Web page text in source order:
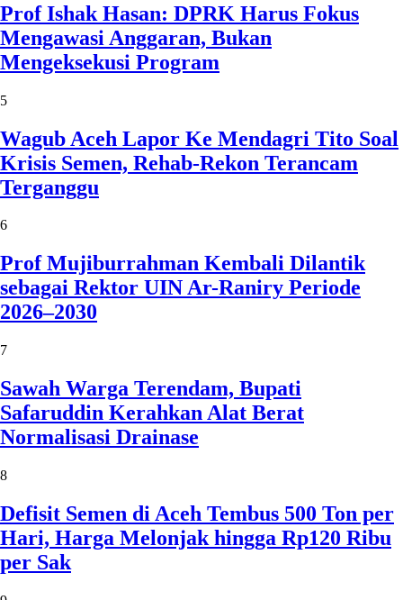
Prof Ishak Hasan: DPRK Harus Fokus
Mengawasi Anggaran, Bukan
Mengeksekusi Program
5
Wagub Aceh Lapor Ke Mendagri Tito Soal
Krisis Semen, Rehab-Rekon Terancam
Terganggu
6
Prof Mujiburrahman Kembali Dilantik
sebagai Rektor UIN Ar-Raniry Periode
2026–2030
7
Sawah Warga Terendam, Bupati
Safaruddin Kerahkan Alat Berat
Normalisasi Drainase
8
Defisit Semen di Aceh Tembus 500 Ton per
Hari, Harga Melonjak hingga Rp120 Ribu
per Sak